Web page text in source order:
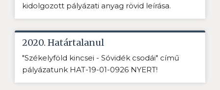
kidolgozott pályázati anyag rövid leírása.
2020. Határtalanul
"Székelyföld kincsei - Sóvidék csodái" című
pályázatunk HAT-19-01-0926 NYERT!